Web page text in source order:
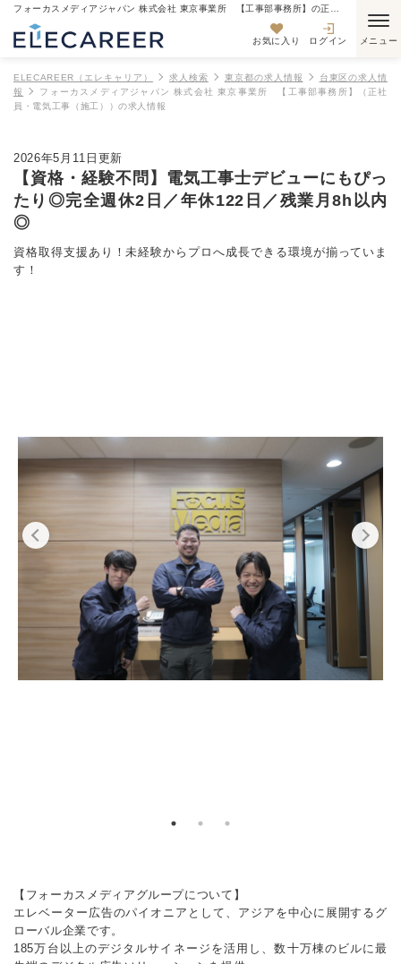
お気に入り ログイン
ELECAREER（エレキャリア） 求人検索 東京都の求人情報
台東区の求人情
報
フォーカスメディアジャパン 株式会社 東京事業所 【工事部事務所】（正社
員・電気工事（施工））の求人情報
2026年5月11日更新
【資格・経験不問】電気工事士デビューにもぴっ
たり◎完全週休2日／年休122日／残業月8h以内
◎
資格取得支援あり！未経験からプロへ成長できる環境が揃っていま
す！
【フォーカスメディアグループについて】
エレベーター広告のパイオニアとして、アジアを中心に展開するグ
ローバル企業です。
185万台以上のデジタルサイネージを活用し、数十万棟のビルに最